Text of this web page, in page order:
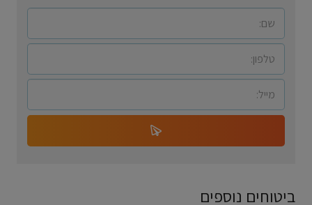
ביטוחים נוספים